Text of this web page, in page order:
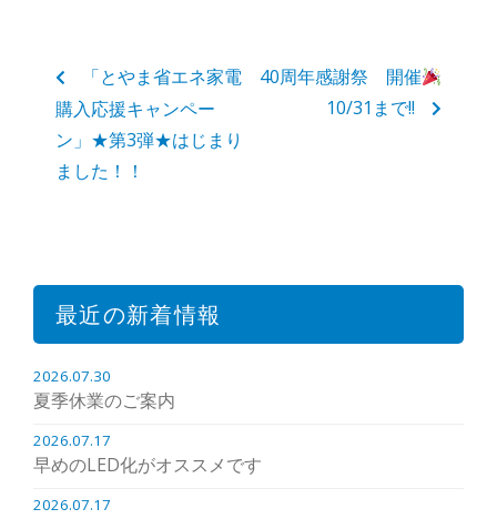
「とやま省エネ家電
購入応援キャンペー
ン」★第3弾★はじまり
ました！！
40周年感謝祭 開催
10/31まで!!
最近の新着情報
2026.07.30
夏季休業のご案内
2026.07.17
早めのLED化がオススメです
2026.07.17